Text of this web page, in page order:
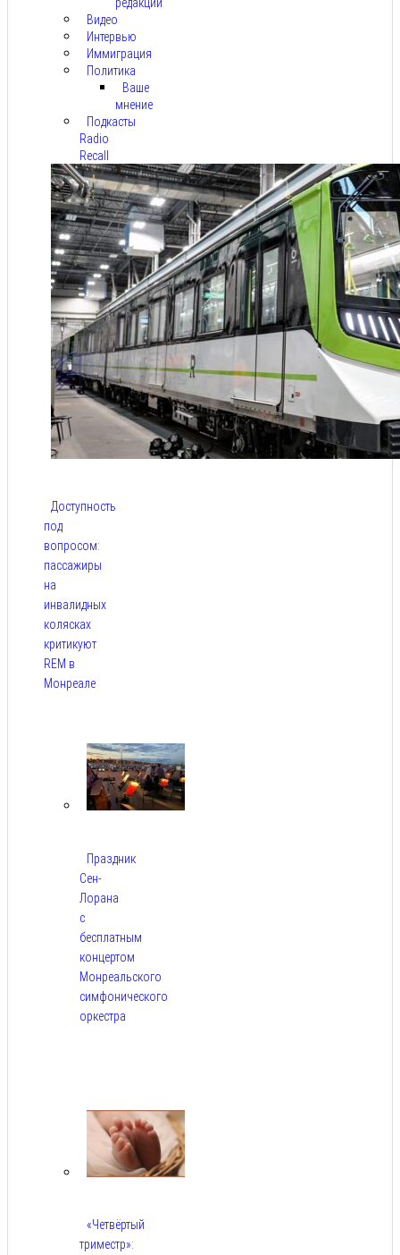
Видео
Интервью
Иммиграция
Политика
Ваше
мнение
Подкасты
Radio
Recall
Доступность
под
вопросом:
пассажиры
на
инвалидных
колясках
критикуют
REM в
Монреале
Праздник
Сен-
Лорана
с
бесплатным
концертом
Монреальского
симфонического
оркестра
«Четвёртый
триместр»: